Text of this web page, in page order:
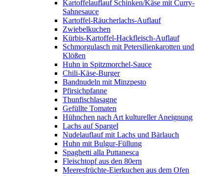
Kartoffelauflauf Schinken/Käse mit Curry-
Sahnesauce
Kartoffel-Räucherlachs-Auflauf
Zwiebelkuchen
Kürbis-Kartoffel-Hackfleisch-Auflauf
Schmorgulasch mit Petersilienkarotten und
Klößen
Huhn in Spitzmorchel-Sauce
Chili-Käse-Burger
Bandnudeln mit Minzpesto
Pfirsichpfanne
Thunfischlasagne
Gefüllte Tomaten
Hühnchen nach Art kultureller Aneignung
Lachs auf Spargel
Nudelauflauf mit Lachs und Bärlauch
Huhn mit Bulgur-Füllung
Spaghetti alla Puttanesca
Fleischtopf aus den 80ern
Meeresfrüchte-Eierkuchen aus dem Ofen